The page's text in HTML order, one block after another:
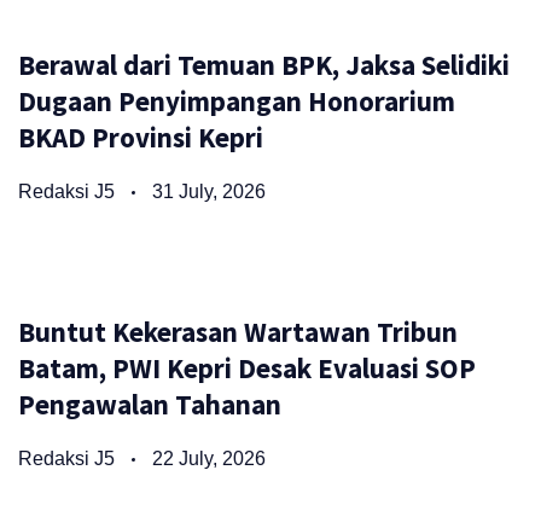
Berawal dari Temuan BPK, Jaksa Selidiki
Dugaan Penyimpangan Honorarium
BKAD Provinsi Kepri
Redaksi J5 31 July, 2026
Buntut Kekerasan Wartawan Tribun
Batam, PWI Kepri Desak Evaluasi SOP
Pengawalan Tahanan
Redaksi J5 22 July, 2026